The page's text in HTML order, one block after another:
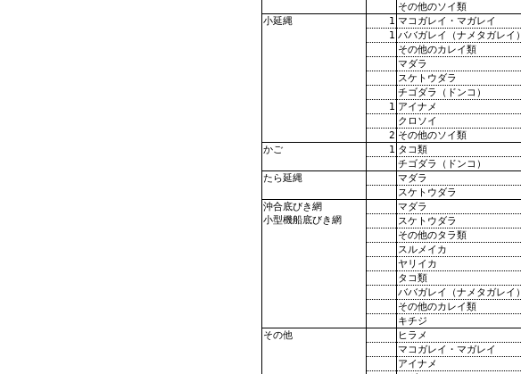
その他のソイ類
小延縄 1 マコガレイ・マガレイ
1 ババガレイ（ナメタガレイ）
その他のカレイ類
マダラ
スケトウダラ
チゴダラ（ドンコ）
1 アイナメ
クロソイ
2 その他のソイ類
かご 1 タコ類
チゴダラ（ドンコ）
たら延縄
マダラ
スケトウダラ
沖合底びき網 マダラ
小型機船底びき網
スケトウダラ
その他のタラ類
スルメイカ
ヤリイカ
タコ類
ババガレイ（ナメタガレイ）
その他のカレイ類
キチジ
その他
ヒラメ
マコガレイ・マガレイ
アイナメ